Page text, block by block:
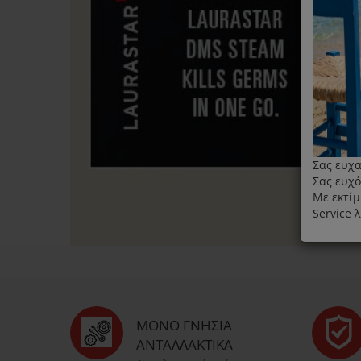
ΜΌΝΟ ΓΝΉΣΙΑ
ΑΝΤΑΛΛΑΚΤΙΚΆ
Σας
Σας
Με
Service